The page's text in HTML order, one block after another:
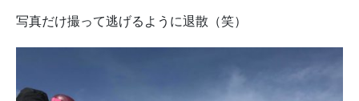
写真だけ撮って逃げるように退散（笑）